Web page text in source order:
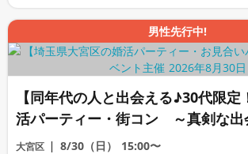
男性先行中!
【同年代の人と出会える♪30代限定
活パーティー・街コン ～真剣な出
大宮区 8/30（日） 15:00〜